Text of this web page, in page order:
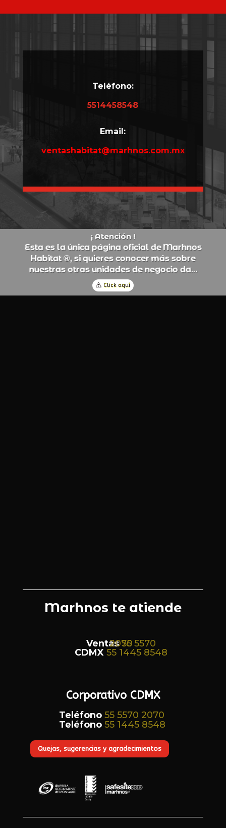
Teléfono:
5514458548
Email:
ventashabitat@marhnos.com.mx
¡ Atención !
Esta es la única página oficial de Marhnos
Habitat ®, si quieres conocer más sobre
nuestras otras unidades de negocio da...
Click aquí
Marhnos te atiende
Ventas55 5570 2070
CDMX 55 1445 8548
Corporativo CDMX
Teléfono 55 5570 2070
Teléfono 55 1445 8548
Quejas, sugerencias y agradecimientos